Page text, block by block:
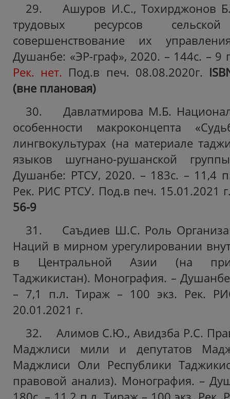
29. Ашуров И.С., Тохирджонов
трудовых ресурсов
совершенствование их
Душанбе: «ЭР-граф», 2020. – 144с. – 9
Рек. нет. Под.в печ. 08.08.2020г.
(вне плановая)
30. Давлатмирова М.Б.
особенности макроконцепта
лингвокультурах (на материале
языков шугнано-рушанской
Душанбе: РТСУ, 2020. – 183с. – 11,4
Рек. РИС РТСУ. Под.в печ. 15.01.2021
56-9
31. Саъдиев Ш.С. Роль
Наций в мирном урегулировании
в Центральной Азии (на
Таджикистан). Монография. –
– 7,1 п.л. Тираж – 100 экз. Рек.
20.01.2021 г.
32. Алимов С.Ю., Авидзба Р.С.
Маджлиси мили и депутатов
Маджлиси Оли Республики
правовой анализ). Монография. –